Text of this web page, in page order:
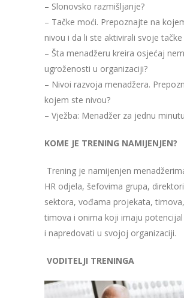
– Slonovsko razmišljanje?
– Tačke moći. Prepoznajte na
nivou i da li ste aktivirali svoje
– Šta menadžeru kreira osjećaj
ugroženosti u organizaciji?
– Nivoi razvoja menadžera.
kojem ste nivou?
– Vježba: Menadžer za jednu
KOME JE TRENING NAMIJENJEN?
Trening je namijenjen
HR odjela, šefovima grupa,
sektora, vođama projekata,
timova i onima koji imaju potencijal
i napredovati u svojoj organizaciji.
VODITELJI TRENINGA